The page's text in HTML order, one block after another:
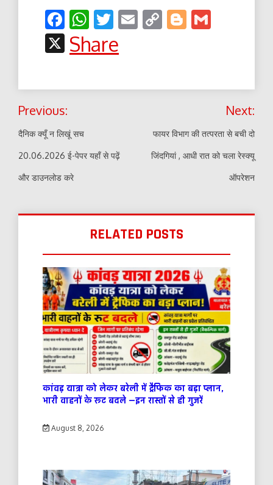
Facebook
WhatsApp
Twitter
EmailCopyBlogger
X
Share
Post
navigation
Previous:
दैनिक क्यूँ न लिखूं सच
20.06.2026 ई-पेपर यहाँ से पढ़ें
और डाउनलोड करे
Next:
फायर विभाग की तत्परता से बची दो
जिंदगियां , आधी रात को चला रेस्क्यू
ऑपरेशन
RELATED POSTS
कांवड़ यात्रा को लेकर बरेली में ट्रैफिक का बड़ा प्लान,
भारी वाहनों के रूट बदले —इन रास्तों से ही गुजरें
August 8, 2026